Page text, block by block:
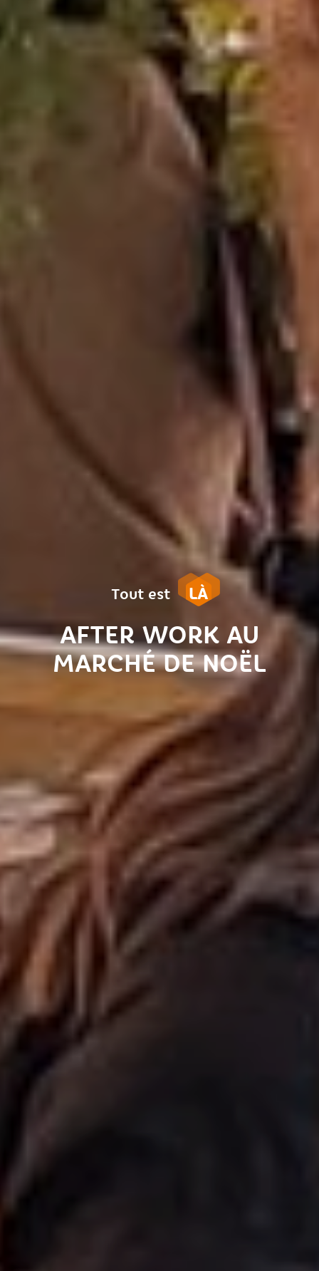
Tout est LÀ
AFTER WORK AU
MARCHÉ DE NOËL